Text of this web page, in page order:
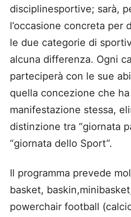
disciplinesportive; sarà,
l’occasione concreta per
le due categorie di
alcuna differenza. Ogni
parteciperà con le sue
quella concezione che ha
manifestazione stessa,
distinzione tra “giornata
“giornata dello Sport”.
Il programma prevede
basket, baskin,minibasket
powerchair football